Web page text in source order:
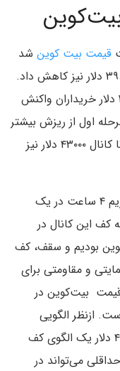
قیمت بیت کوین شد
و حتی قیمت رهبر بازار رمز ارزها را تا ۳۹،۶۰۰ دلار نیز کاهش داد.
با رسیدن قیمت بیت کوین به کانال ۳۹۰۰۰ دلار خریداران واکنش
اول از ریزش بیشتر
قیمت جلوگیری کنند و باعث رشد قیمت تا کانال ۴۳۰۰۰ دلار نیز
در حال حاضر قیمت بیت کوین در تایم فریم ۴ ساعت در یک
کف این کانال در
بیت کوین بودیم و سقف، کف
و مقاومتی برای
قیمت بیت‌کوین در
ازنظر الگویی
قیمت رمز ارز BTC در ناحیه حمایتی ۴۰،۹۰۰ دلار یک الگوی کف
می‌تواند در